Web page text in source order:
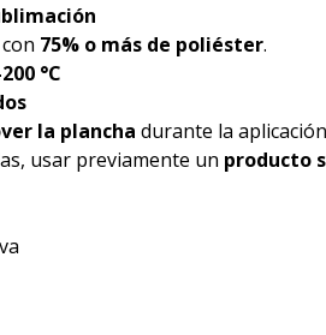
75% o más de poliéster.
°C
la plancha durante la
usar previamente un producto